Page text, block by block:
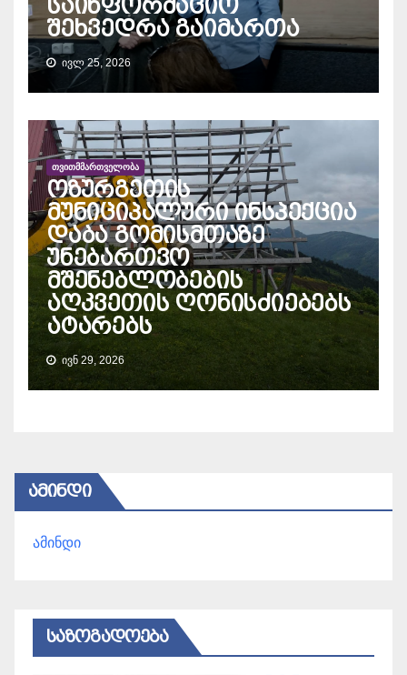
საინფორმაციო
შეხვედრა გაიმართა
ᲘᲕᲚ 25, 2026
ᲗᲕᲘᲗᲛᲛᲐᲠᲗᲕᲔᲚᲝᲑᲐ
ოზურგეთის
მუნიციპალური ინსპექცია
დაბა გომისმთაზე
უნებართვო
მშენებლობების
აღკვეთის ღონისძიებებს
ატარებს
ᲘᲕᲜ 29, 2026
ᲐᲛᲘᲜᲓᲘ
ამინდი
ᲡᲐᲖᲝᲒᲐᲓᲝᲔᲑᲐ